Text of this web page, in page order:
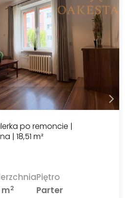
po remoncie |
| 18,51 m²
m2
Piętro
Parter